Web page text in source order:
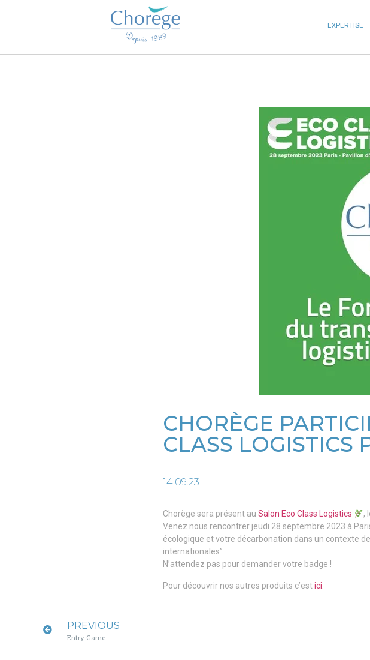
EXPERTISE
CHORÈGE
CLASS LOGISTICS
14.09.23
Chorège sera présent au Salon Eco Class Logistics
,
Venez nous rencontrer jeudi 28 septembre 2023 à
écologique et votre décarbonation dans un contexte
internationales”
N’attendez pas pour demander votre badge !
Pour découvrir nos autres produits c’estici
PREVIOUS
Entry Game